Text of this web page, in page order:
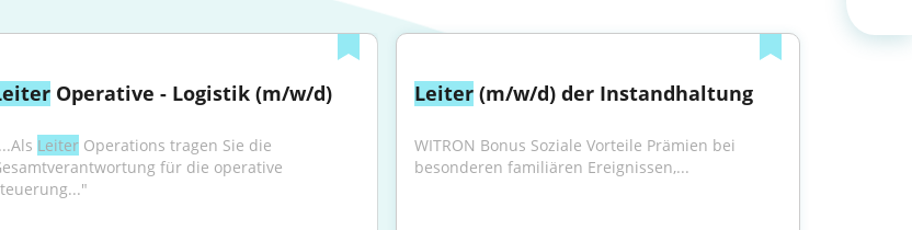
Operative - Logistik (m/w/d)
Leiter Operations tragen Sie die
für die operative
Leiter (m/w/d) der Instandhaltung
WITRON Bonus Soziale Vorteile Prämien bei
besonderen familiären Ereignissen,...